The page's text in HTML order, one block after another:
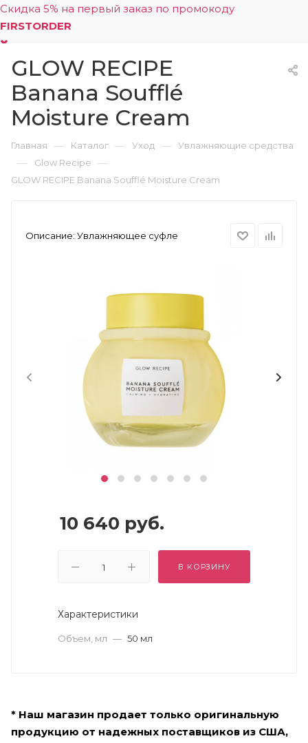
Скидка 5% на первый заказ по промокоду
FIRSTORDER
0
GLOW RECIPE
Banana Soufflé
Moisture Cream
Главная — Каталог — Уход — Увлажняющие средства
— Glow Recipe —
GLOW RECIPE Banana Soufflé Moisture Cream
Описание: Увлажняющее суфле
10 640 руб.
В КОРЗИНУ
Характеристики
Объем, мл — 50 мл
* Наш магазин продает только оригинальную
продукцию от надежных поставщиков из США,